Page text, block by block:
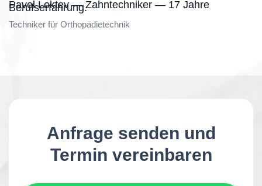
Pavel Loktev — Zahntechniker — 17 Jahre
Berufserfahrung.
Techniker für Orthopädietechnik
Anfrage senden und
Termin vereinbaren